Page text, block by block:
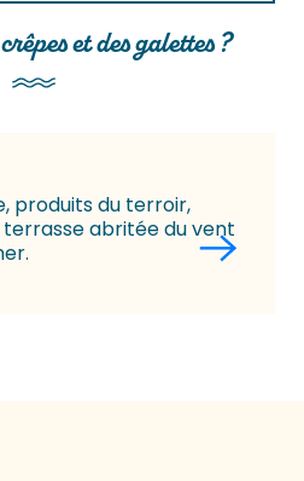
et des galettes ?
produits du terroir,
abritée du vent